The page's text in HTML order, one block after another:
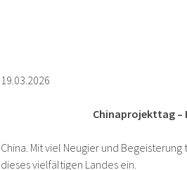
19.03.2026
Chinaprojekttag –
China. Mit viel Neugier und
dieses vielfältigen Landes ein.